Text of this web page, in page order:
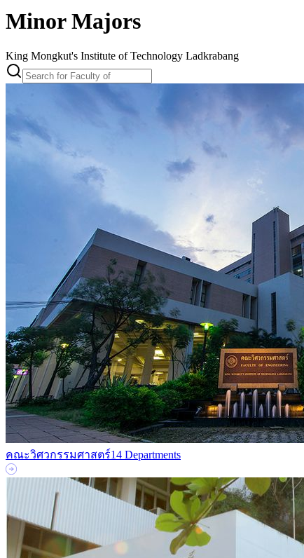
Minor Majors
King Mongkut's Institute of Technology Ladkrabang
คณะวิศวกรรมศาสตร์14 Departments